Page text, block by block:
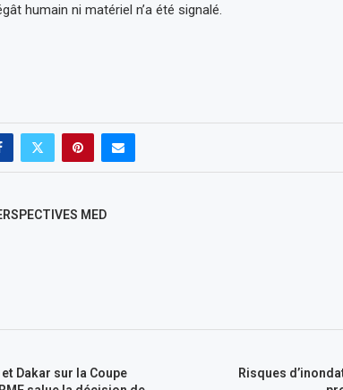
humain ni matériel n’a été signalé.
MED
Dakar sur la Coupe
Risques